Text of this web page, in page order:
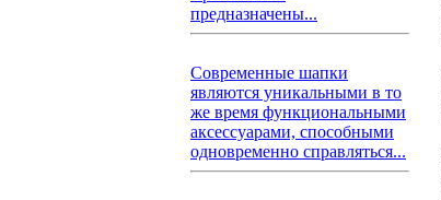
предназначены...
Современные шапки
являются уникальными в то
же время функциональными
аксессуарами, способными
одновременно справляться...